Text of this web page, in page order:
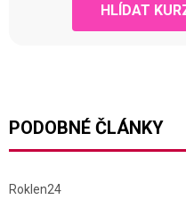
HLÍDAT
PODOBNÉ ČLÁNKY
Roklen24